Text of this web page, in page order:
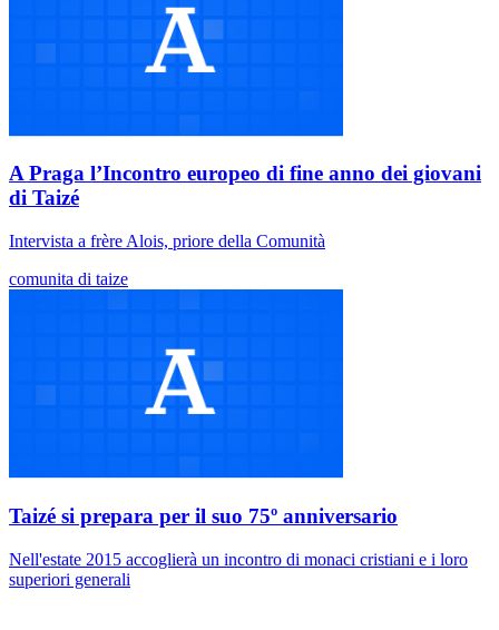
A Praga l’Incontro europeo di fine anno dei giovani
di Taizé
Intervista a frère Alois, priore della Comunità
comunita di taize
Taizé si prepara per il suo 75º anniversario
Nell'estate 2015 accoglierà un incontro di monaci cristiani e i loro
superiori generali